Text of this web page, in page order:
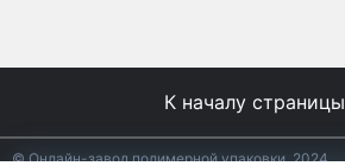
К началу страницы
© Онлайн-завод полимерной упаковки, 2024